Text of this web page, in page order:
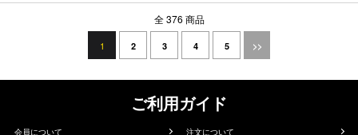
全 376 商品
1 2 3 4 5 >>
ご利用ガイド
会員について 注文について